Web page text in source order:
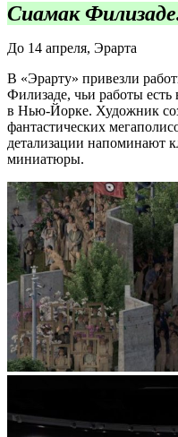
Сиамак
До 14 апреля, Эрарта
В «Эрарту» привезли
Филизаде, чьи работы
в Нью-Йорке. Художник
фантастических
детализации напоминают
миниатюры.